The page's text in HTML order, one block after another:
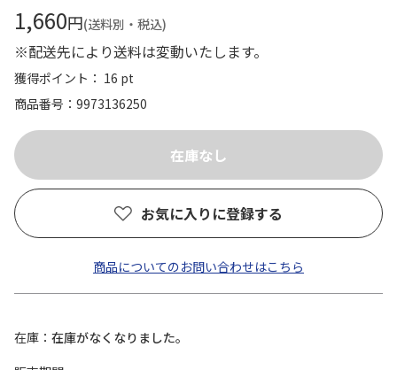
1,660円(送料別・税込)
※配送先により送料は変動いたします。
獲得ポイント： 16 pt
商品番号
9973136250
お気に入りに登録する
商品についてのお問い合わせはこちら
在庫
在庫がなくなりました。